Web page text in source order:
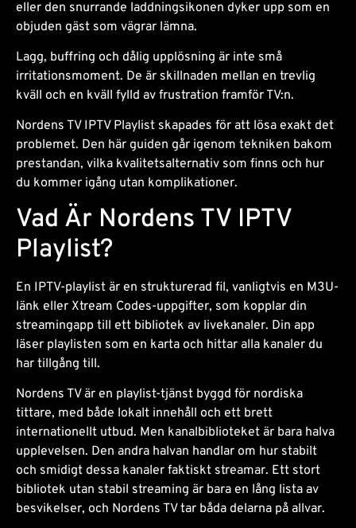
eller den snurrande laddningsikonen dyker upp som en
objuden gäst som vägrar lämna.
Lagg, buffring och dålig upplösning är inte små
irritationsmoment. De är skillnaden mellan en trevlig
kväll och en kväll fylld av frustration framför TV:n.
Nordens TV IPTV Playlist skapades för att lösa exakt det
problemet. Den här guiden går igenom tekniken bakom
prestandan, vilka kvalitetsalternativ som finns och hur
du kommer igång utan komplikationer.
Vad Är Nordens TV IPTV
Playlist?
En IPTV-playlist är en strukturerad fil, vanligtvis en M3U-
länk eller Xtream Codes-uppgifter, som kopplar din
streamingapp till ett bibliotek av livekanaler. Din app
läser playlisten som en karta och hittar alla kanaler du
har tillgång till.
Nordens TV är en playlist-tjänst byggd för nordiska
tittare, med både lokalt innehåll och ett brett
internationellt utbud. Men kanalbiblioteket är bara halva
upplevelsen. Den andra halvan handlar om hur stabilt
och smidigt dessa kanaler faktiskt streamar. Ett stort
bibliotek utan stabil streaming är bara en lång lista av
besvikelser, och Nordens TV tar båda delarna på allvar.